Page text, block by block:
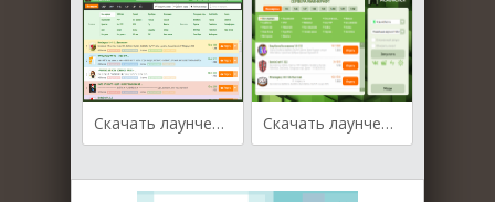
Скачать лаунчер MRLauncher Скачать лаунчер mLauncher